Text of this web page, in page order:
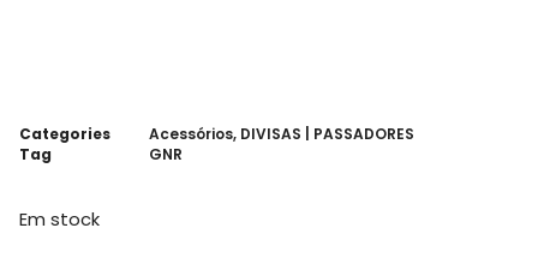
Categories Acessórios, DIVISAS | PASSADORES
Tag
GNR
Em stock